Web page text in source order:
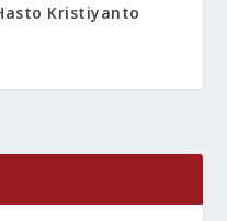
Kristiyanto